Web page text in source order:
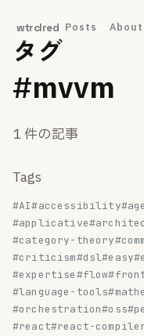
wtrclred Posts About
タグ
#mvvm
1 件の記事
Tags
#AI#accessibility
#applicative
#category-theory
#criticism#dsl#easy
#expertise#flow
#language-tools
#orchestration#oss
#react#react-